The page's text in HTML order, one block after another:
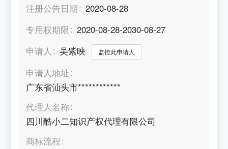
注册公告日期
2020-08-28
专用权期限
2020-08-28-2030-08-27
申请人
吴紫映 监控此申请人
申请人地址
广东省汕头市************
代理人名称
四川酷小二知识产权代理有限公司
商标流程